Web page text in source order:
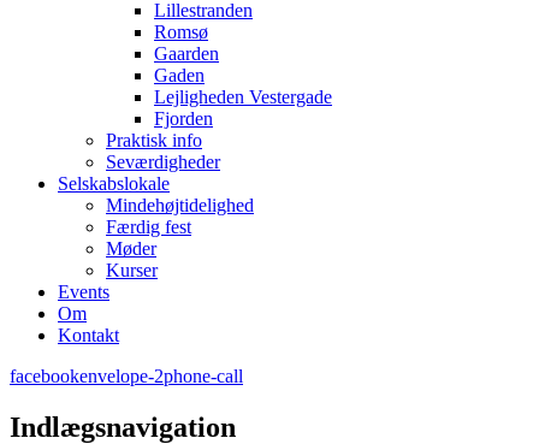
Lillestranden
Romsø
Gaarden
Gaden
Lejligheden Vestergade
Fjorden
Praktisk info
Seværdigheder
Selskabslokale
Mindehøjtidelighed
Færdig fest
Møder
Kurser
Events
Om
Kontakt
facebookenvelope-2phone-call
Indlægsnavigation